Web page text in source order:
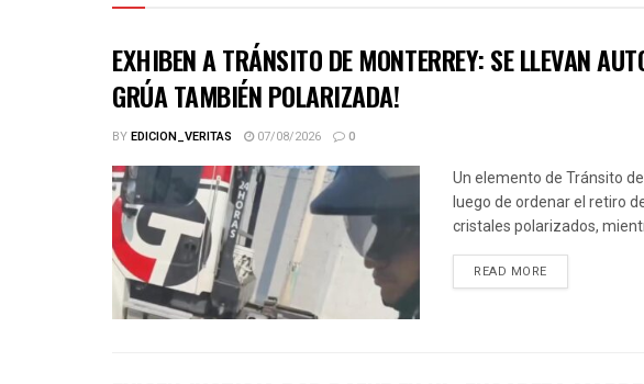
EXHIBEN A TRÁNSITO DE MONTERREY: SE LLEVAN
GRÚA TAMBIÉN POLARIZADA!
BYEDICION_VERITAS 07/08/2026 0
Un elemento de Tránsito
luego de ordenar el retiro
cristales polarizados,
READ MORE